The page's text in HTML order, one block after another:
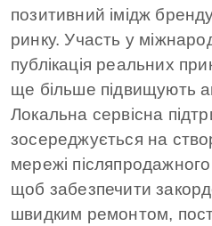
позитивний імідж
ринку. Участь у
публікація реальних
ще більше підвищують
Локальна сервісна
зосереджується на
мережі
щоб забезпечити
швидким ремонтом,